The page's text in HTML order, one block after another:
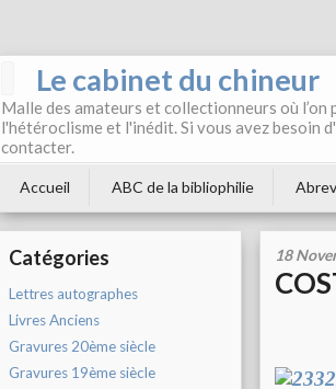
Le cabinet du chineur
Malle des amateurs et collectionneurs où
l'hétéroclisme et l'inédit. Si vous avez besoin
contacter.
Accueil ABC de la bibliophilie
Catégories
Lettres autographes
Livres Anciens
Gravures 20ème siècle
Gravures 19ème siècle
18